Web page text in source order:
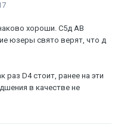
хороши. С5д АВ
юзеры свято верят, что д
D4 стоит, ранее на эти
в качестве не